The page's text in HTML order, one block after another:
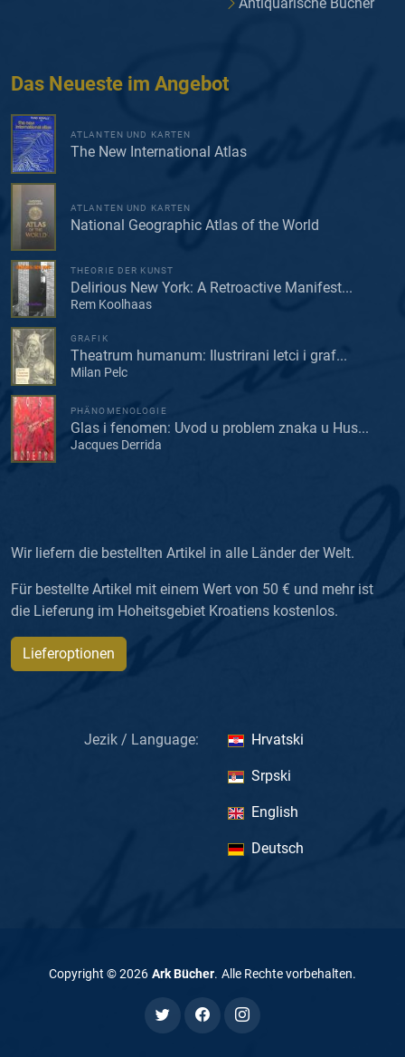
Das Neueste im Angebot
ATLANTEN UND KARTEN
The New International Atlas
ATLANTEN UND KARTEN
National Geographic Atlas of the World
THEORIE DER KUNST
Delirious New York: A Retroactive Manifest...
Rem Koolhaas
GRAFIK
Theatrum humanum: Ilustrirani letci i graf...
Milan Pelc
PHÄNOMENOLOGIE
Glas i fenomen: Uvod u problem znaka u Hus...
Jacques Derrida
Wir liefern die bestellten Artikel in alle Länder der Welt.
Für bestellte Artikel mit einem Wert von 50 € und mehr ist
die Lieferung im Hoheitsgebiet Kroatiens kostenlos.
Lieferoptionen
Jezik / Language: Hrvatski
Srpski
English
Deutsch
Copyright ©2026 Ark Bücher. Alle Rechte vorbehalten.